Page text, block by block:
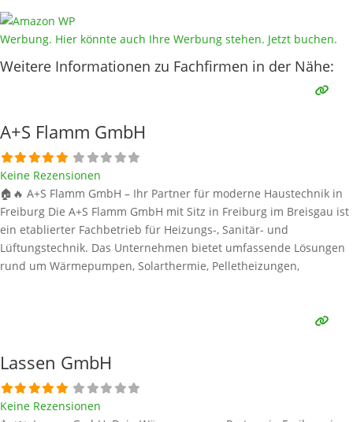
Werbung. Hier könnte auch Ihre Werbung stehen. Jetzt buchen.
Weitere Informationen zu Fachfirmen in der Nähe:
A+S Flamm GmbH
Keine Rezensionen
🏠🔥 A+S Flamm GmbH – Ihr Partner für moderne Haustechnik in
Freiburg Die A+S Flamm GmbH mit Sitz in Freiburg im Breisgau ist
ein etablierter Fachbetrieb für Heizungs-, Sanitär- und
Lüftungstechnik. Das Unternehmen bietet umfassende Lösungen
rund um Wärmepumpen, Solarthermie, Pelletheizungen,
Lassen GmbH
Keine Rezensionen